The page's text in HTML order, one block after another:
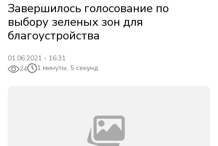
Завершилось голосование по
выбору зеленых зон для
благоустройства
01.06.2021 - 16:31
24
1 минуты, 5 секунд